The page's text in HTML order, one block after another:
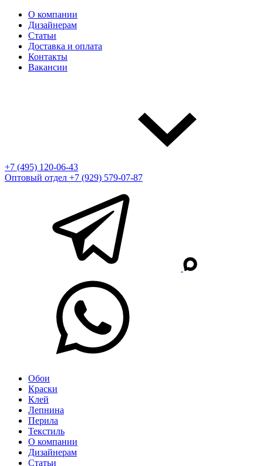
О компании
Дизайнерам
Статьи
Доставка и оплата
Контакты
Вакансии
+7 (495) 120-06-43
Оптовый отдел +7 (929) 579-07-87
Обои
Краски
Клей
Лепнина
Перила
Текстиль
О компании
Дизайнерам
Статьи